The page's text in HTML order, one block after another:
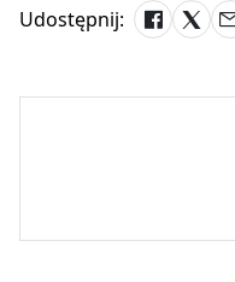
Udostępnij: